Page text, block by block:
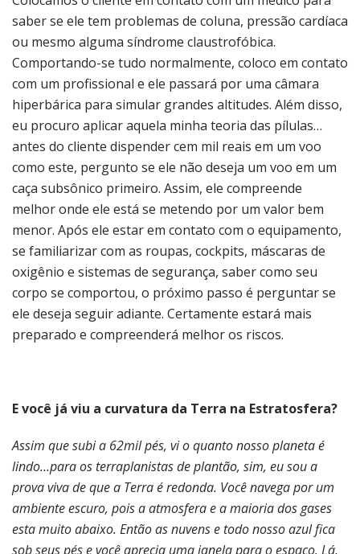
saber se ele tem problemas de coluna, pressão cardíaca
ou mesmo alguma síndrome claustrofóbica.
Comportando-se tudo normalmente, coloco em contato
com um profissional e ele passará por uma câmara
hiperbárica para simular grandes altitudes. Além disso,
eu procuro aplicar aquela minha teoria das pílulas…
antes do cliente dispender cem mil reais em um voo
como este, pergunto se ele não deseja um voo em um
caça subsônico primeiro. Assim, ele compreende
melhor onde ele está se metendo por um valor bem
menor. Após ele estar em contato com o equipamento,
se familiarizar com as roupas, cockpits, máscaras de
oxigênio e sistemas de segurança, saber como seu
corpo se comportou, o próximo passo é perguntar se
ele deseja seguir adiante. Certamente estará mais
preparado e compreenderá melhor os riscos.
E você já viu a curvatura da Terra na Estratosfera?
Assim que subi a 62mil pés, vi o quanto nosso planeta é
lindo…para os terraplanistas de plantão, sim, eu sou a
prova viva de que a Terra é redonda. Você navega por um
ambiente escuro, pois a atmosfera e a maioria dos gases
esta muito abaixo. Então as nuvens e todo nosso azul fica
sob seus pés e você aprecia uma janela para o espaço. Lá,